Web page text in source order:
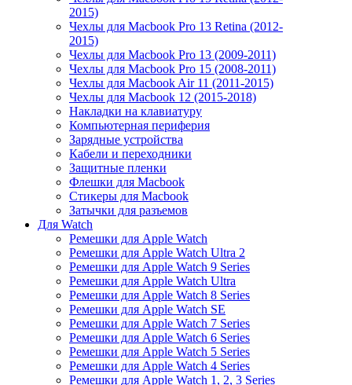
2015)
Чехлы для Macbook Pro 13 Retina (2012-
2015)
Чехлы для Macbook Pro 13 (2009-2011)
Чехлы для Macbook Pro 15 (2008-2011)
Чехлы для Macbook Air 11 (2011-2015)
Чехлы для Macbook 12 (2015-2018)
Накладки на клавиатуру
Компьютерная периферия
Зарядные устройства
Кабели и переходники
Защитные пленки
Флешки для Macbook
Стикеры для Macbook
Затычки для разъемов
Для Watch
Ремешки для Apple Watch
Ремешки для Apple Watch Ultra 2
Ремешки для Apple Watch 9 Series
Ремешки для Apple Watch Ultra
Ремешки для Apple Watch 8 Series
Ремешки для Apple Watch SE
Ремешки для Apple Watch 7 Series
Ремешки для Apple Watch 6 Series
Ремешки для Apple Watch 5 Series
Ремешки для Apple Watch 4 Series
Ремешки для Apple Watch 1, 2, 3 Series